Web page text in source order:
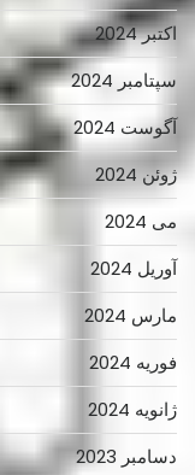
اکتبر 2024
سپتامبر 2024
آگوست 2024
ژوئن 2024
می 2024
آوریل 2024
مارس 2024
فوریه 2024
ژانویه 2024
دسامبر 2023